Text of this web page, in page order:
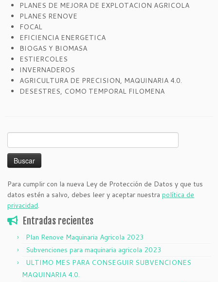
PLANES DE MEJORA DE EXPLOTACION AGRICOLA
PLANES RENOVE
FOCAL
EFICIENCIA ENERGETICA
BIOGAS Y BIOMASA
ESTIERCOLES
INVERNADEROS
AGRICULTURA DE PRECISION, MAQUINARIA 4.0.
DESESTRES, COMO TEMPORAL FILOMENA
Para cumplir con la nueva Ley de Protección de Datos y que tus
datos estén a salvo, debes leer y aceptar nuestra política de
privacidad.
Entradas recientes
Plan Renove Maquinaria Agricola 2023
Subvenciones para maquinaria agricola 2023
ULTIMO MES PARA CONSEGUIR SUBVENCIONES
MAQUINARIA 4.0.